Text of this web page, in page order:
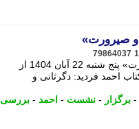
و صیرورت»
79864037
نشست نقد و بررسی کتاب «احمد فردید: دگرثانی و صیرورت» پنج شنبه 22 آبان 1404 از
کتاب احمد فردید: دگرثانی و
- برگزار - نشست - احمد - بررسی